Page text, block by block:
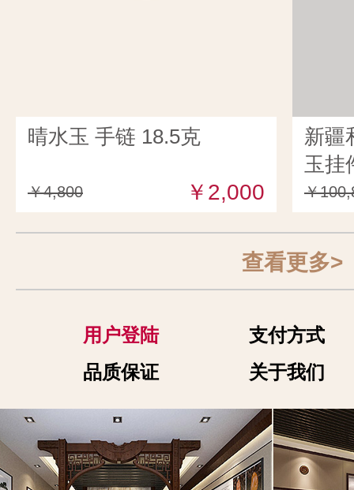
晴水玉 手链 18.5克
￥4,800 ￥2,000
新疆
玉挂
￥
查看更多>
用户登陆
支付方式
品质保证
关于我们